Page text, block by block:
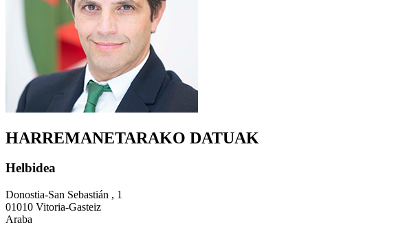
HARREMANETARAKO DATUAK
Helbidea
Donostia-San Sebastián , 1
01010 Vitoria-Gasteiz
Araba